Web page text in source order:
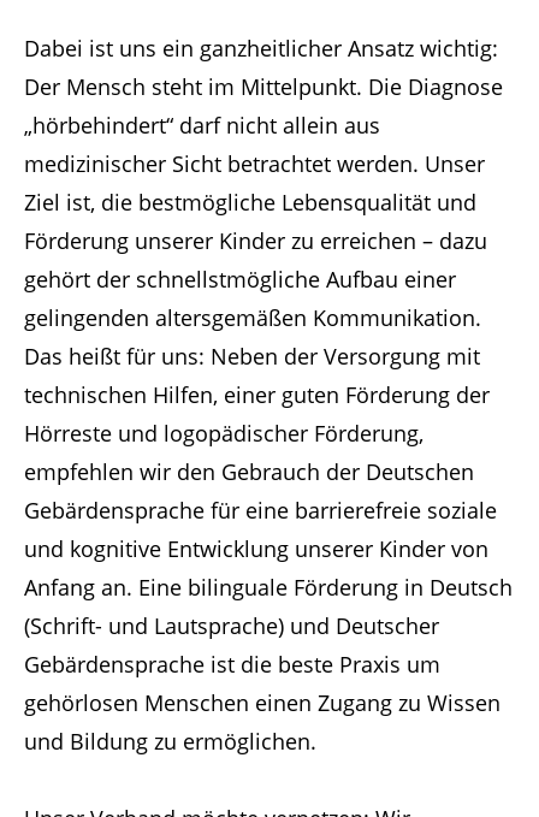
Dabei ist uns ein ganzheitlicher Ansatz wichtig:
Der Mensch steht im Mittelpunkt. Die Diagnose
„hörbehindert“ darf nicht allein aus
medizinischer Sicht betrachtet werden. Unser
Ziel ist, die bestmögliche Lebensqualität und
Förderung unserer Kinder zu erreichen – dazu
gehört der schnellstmögliche Aufbau einer
gelingenden altersgemäßen Kommunikation.
Das heißt für uns: Neben der Versorgung mit
technischen Hilfen, einer guten Förderung der
Hörreste und logopädischer Förderung,
empfehlen wir den Gebrauch der Deutschen
Gebärdensprache für eine barrierefreie soziale
und kognitive Entwicklung unserer Kinder von
Anfang an. Eine bilinguale Förderung in Deutsch
(Schrift- und Lautsprache) und Deutscher
Gebärdensprache ist die beste Praxis um
gehörlosen Menschen einen Zugang zu Wissen
und Bildung zu ermöglichen.